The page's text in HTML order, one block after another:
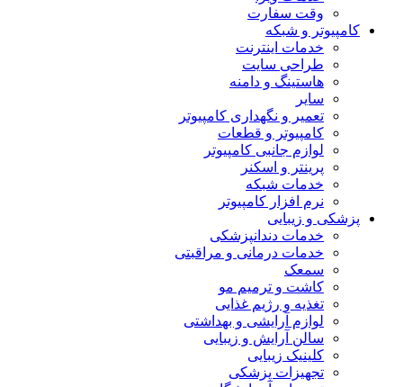
وقت سفارت
کامپیوتر و شبکه
خدمات اینترنت
طراحی سایت
هاستینگ و دامنه
سایر
تعمیر و نگهداری کامپیوتر
کامپیوتر و قطعات
لوازم جانبی کامپیوتر
پرینتر و اسکنر
خدمات شبکه
نرم افزار کامپیوتر
پزشکی و زیبایی
خدمات دندانپزشکی
خدمات درمانی و مراقبتی
سمعک
کاشت و ترمیم مو
تغذیه و رژیم غذایی
لوازم آرایشی و بهداشتی
سالن آرایش و زیبایی
کلینیک زیبایی
تجهیزات پزشکی